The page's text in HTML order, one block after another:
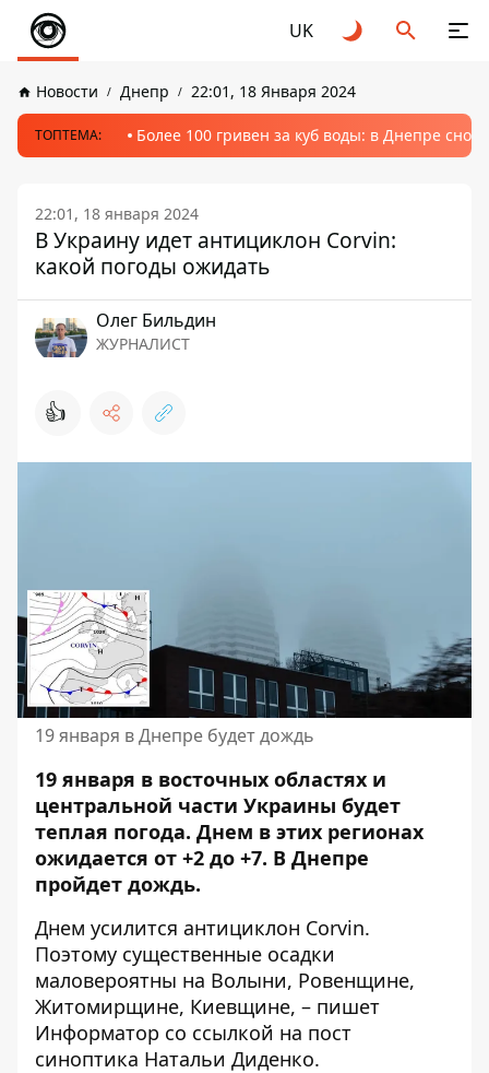
UK
Новости Днепр 22:01, 18 Января 2024
ТОПТЕМА: Более 100 гривен за куб воды: в Днепре
22:01, 18 января 2024
В Украину идет антициклон Corvin:
какой погоды ожидать
Олег Бильдин
ЖУРНАЛИСТ
👍
19 января в Днепре будет дождь
19 января в восточных областях и
центральной части Украины будет
теплая погода. Днем в этих регионах
ожидается от +2 до +7. В Днепре
пройдет дождь.
Днем усилится антициклон Corvin.
Поэтому существенные осадки
маловероятны на Волыни, Ровенщине,
Житомирщине, Киевщине, – пишет
Информатор со ссылкой на пост
синоптика Натальи Диденко.